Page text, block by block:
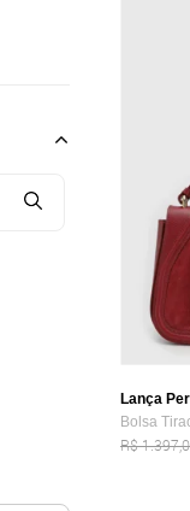
Lança
R$